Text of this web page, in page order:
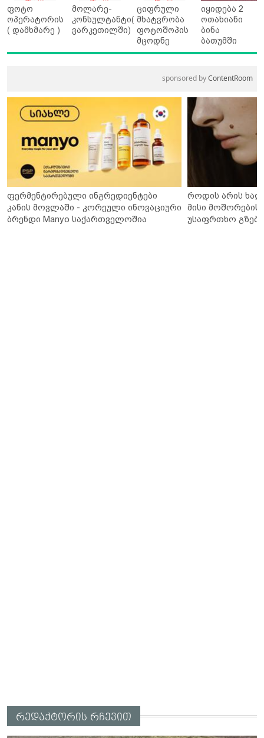
ფოტო
ოპერატორის
( დამხმარე )
მოლარე-
კონსულტანტი(
ვარკეთილში)
ციფრული
მხატვრობა
ფოტოშოპის
მცოდნე
იყიდება 2
ოთახიანი
ბინა
ბათუმში
sponsored byContentRoom
ფერმენტირებული ინგრედიენტები
კანის მოვლაში - კორეული ინოვაციური
ბრენდი Manyo საქართველოშია
როდის არის
მისი მოშორების
უსაფრთხო გზები
რედაქტორის რჩევით